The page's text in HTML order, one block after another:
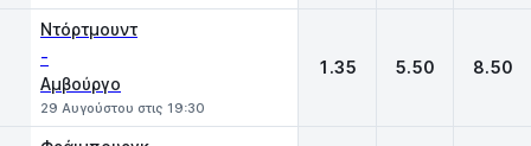
Ντόρτμουντ
-
Αμβούργο
29 Αυγούστου στις 19:30
1.35 5.50 8.50